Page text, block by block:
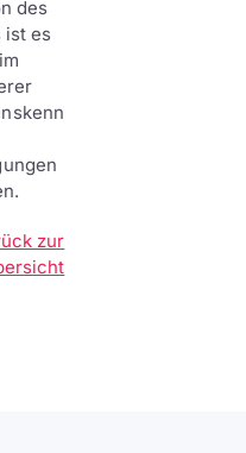
des
ist es
zur